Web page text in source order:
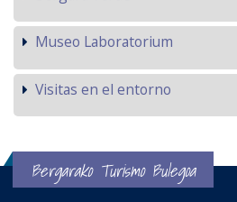
Museo Laboratorium
Visitas en el entorno
Bergarako Turismo Bulegoa